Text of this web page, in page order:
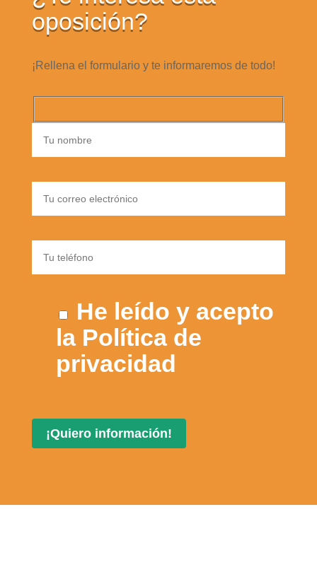
oposición?
¡Rellena el formulario y te informaremos de todo!
He leído y acepto
la Política de
privacidad